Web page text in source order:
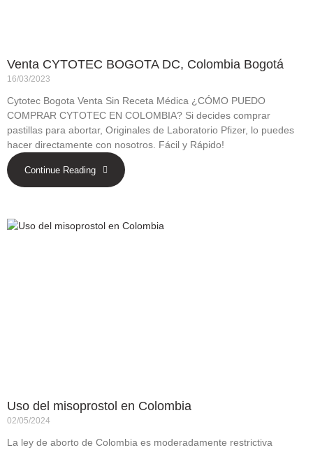
Venta CYTOTEC BOGOTA DC, Colombia Bogotá
16/03/2023
Cytotec Bogota Venta Sin Receta Médica ¿CÓMO PUEDO
COMPRAR CYTOTEC EN COLOMBIA? Si decides comprar
pastillas para abortar, Originales de Laboratorio Pfizer, lo puedes
hacer directamente con nosotros. Fácil y Rápido!
Continue Reading
Uso del misoprostol en Colombia
02/05/2024
La ley de aborto de Colombia es moderadamente restrictiva